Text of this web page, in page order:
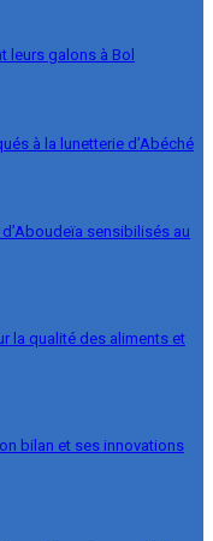
leurs galons à Bol
à la lunetterie d’Abéché
sensibilisés au
la qualité des aliments et
bilan et ses innovations